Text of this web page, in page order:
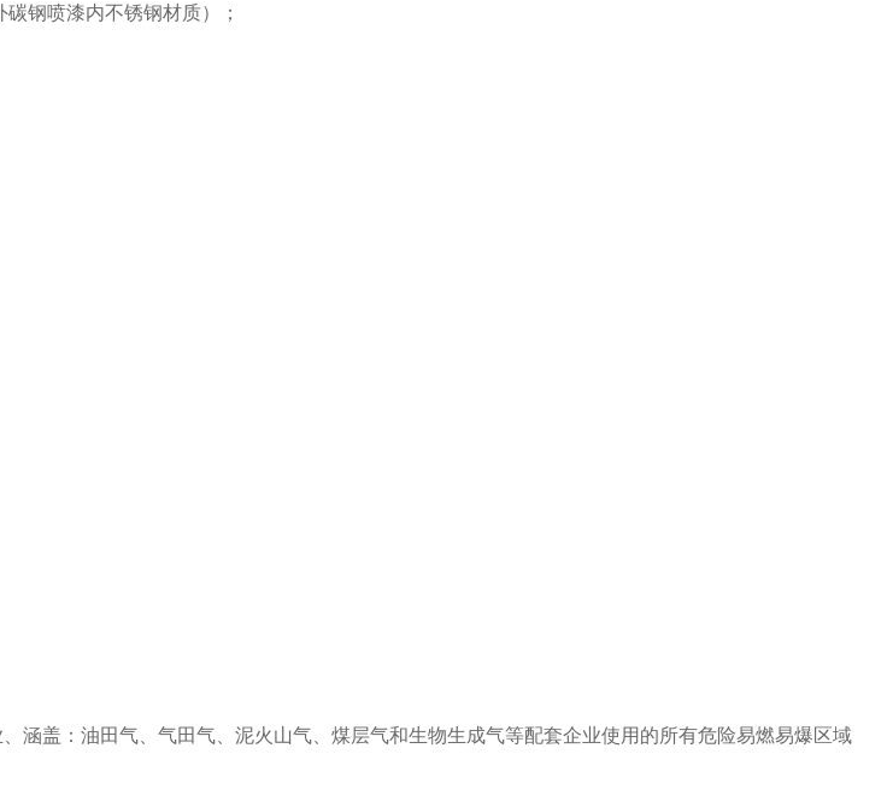
碳钢喷漆内不锈钢材质）；
涵盖：油田气、气田气、泥火山气、煤层气和生物生成气等配套企业使用的所有危险易燃易爆区域